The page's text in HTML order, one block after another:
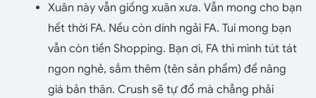
Xuân này vẫn giống xuân xưa. Vẫn mong cho bạn
hết thời FA. Nếu còn dính ngải FA. Tui mong bạn
vẫn còn tiền Shopping. Bạn ơi, FA thì mình tút tát
ngon nghẻ, sắm thêm (tên sản phẩm) để nâng
giá bản thân. Crush sẽ tự đổ mà chẳng phải